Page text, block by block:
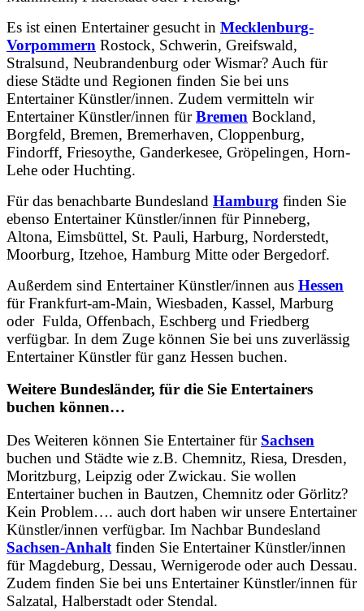
Es ist einen Entertainer gesucht in Mecklenburg-
Vorpommern Rostock, Schwerin, Greifswald,
Stralsund, Neubrandenburg oder Wismar? Auch für
diese Städte und Regionen finden Sie bei uns
Entertainer Künstler/innen. Zudem vermitteln wir
Entertainer Künstler/innen fürBremen Bockland,
Borgfeld, Bremen, Bremerhaven, Cloppenburg,
Findorff, Friesoythe, Ganderkesee, Gröpelingen, Horn-
Lehe oder Huchting.
Für das benachbarte Bundesland Hamburg finden Sie
ebenso Entertainer Künstler/innen für Pinneberg,
Altona, Eimsbüttel, St. Pauli, Harburg, Norderstedt,
Moorburg, Itzehoe, Hamburg Mitte oder Bergedorf.
Außerdem sind Entertainer Künstler/innen aus Hessen
für Frankfurt-am-Main, Wiesbaden, Kassel, Marburg
oder Fulda, Offenbach, Eschberg und Friedberg
verfügbar. In dem Zuge können Sie bei uns zuverlässig
Entertainer Künstler für ganz Hessen buchen.
Weitere Bundesländer, für die Sie Entertainers
buchen können…
Des Weiteren können Sie Entertainer für Sachsen
buchen und Städte wie z.B. Chemnitz, Riesa, Dresden,
Moritzburg, Leipzig oder Zwickau. Sie wollen
Entertainer buchen in Bautzen, Chemnitz oder Görlitz?
Kein Problem…. auch dort haben wir unsere Entertainer
Künstler/innen verfügbar. Im Nachbar Bundesland
Sachsen-Anhalt finden Sie Entertainer Künstler/innen
für Magdeburg, Dessau, Wernigerode oder auch Dessau.
Zudem finden Sie bei uns Entertainer Künstler/innen für
Salzatal, Halberstadt oder Stendal.